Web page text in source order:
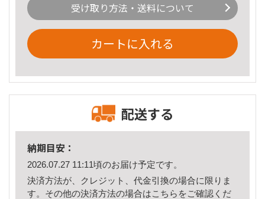
受け取り方法・送料について
カートに入れる
配送する
納期目安：
2026.07.27 11:11頃のお届け予定です。
決済方法が、クレジット、代金引換の場合に限りま
す。その他の決済方法の場合はこちら をご確認くだ